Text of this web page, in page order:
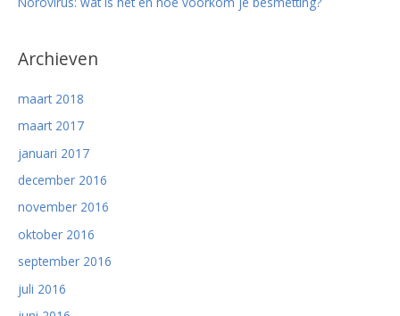
Archieven
maart 2018
maart 2017
januari 2017
december 2016
november 2016
oktober 2016
september 2016
juli 2016